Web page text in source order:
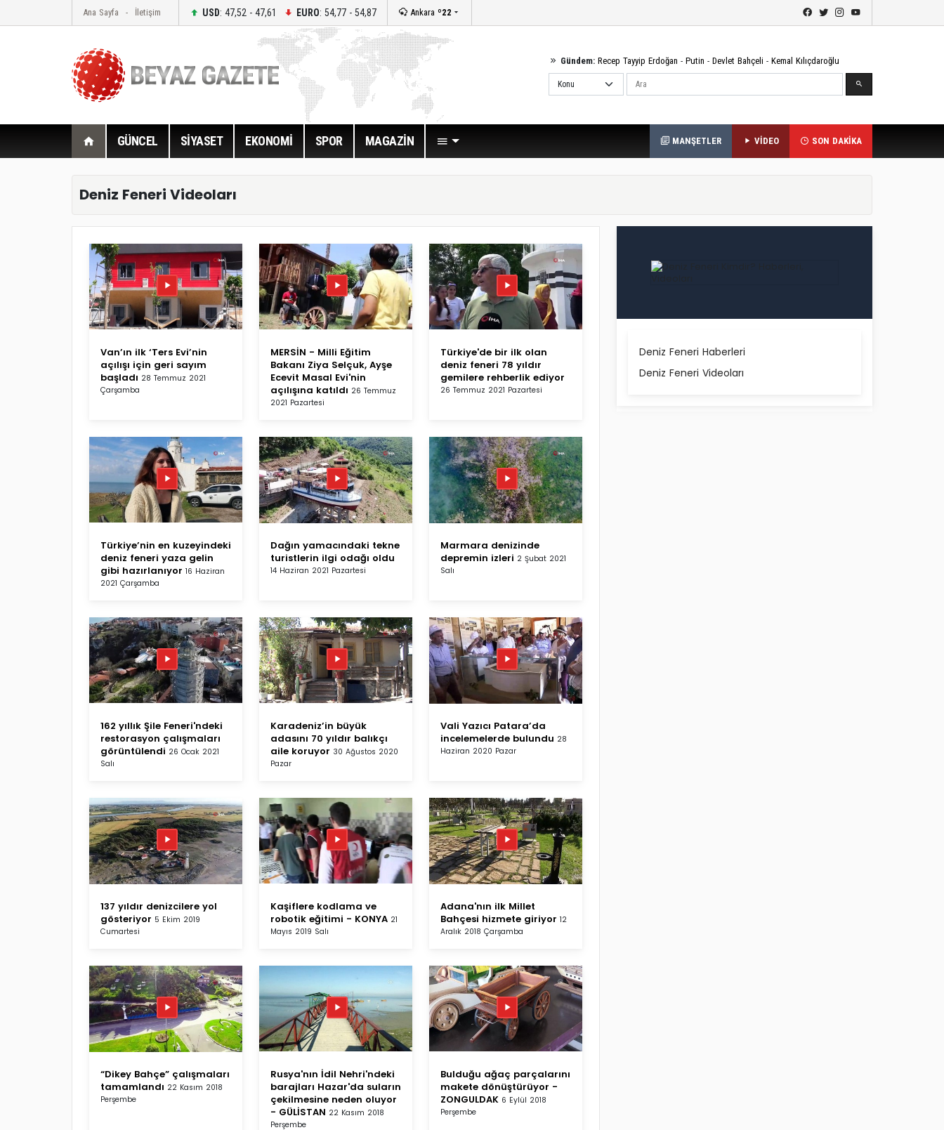
Ana Sayfa İletişim USD: 47,52 - 47,61 EURO: 54,77 - 54,87 Ankara º22
Gündem: Recep Tayyip Erdoğan - Putin - Devlet Bahçeli - Kemal Kılıçdaroğlu
Ara
GÜNCEL SİYASET EKONOMİ SPOR MAGAZİN MANŞETLER VİDEO SON DAKİKA
Deniz Feneri Videoları
Van’ın ilk ‘Ters Evi’nin
açılışı için geri sayım
başladı 28 Temmuz 2021
Çarşamba
MERSİN - Milli Eğitim
Bakanı Ziya Selçuk, Ayşe
Ecevit Masal Evi'nin
açılışına katıldı 26 Temmuz
2021 Pazartesi
Türkiye'de bir ilk olan
deniz feneri 78 yıldır
gemilere rehberlik ediyor
26 Temmuz 2021 Pazartesi
Türkiye’nin en kuzeyindeki
deniz feneri yaza gelin
gibi hazırlanıyor 16 Haziran
2021 Çarşamba
Dağın yamacındaki tekne
turistlerin ilgi odağı oldu
14 Haziran 2021 Pazartesi
Marmara denizinde
depremin izleri 2 Şubat 2021
Salı
162 yıllık Şile Feneri'ndeki
restorasyon çalışmaları
görüntülendi 26 Ocak 2021
Salı
Karadeniz’in büyük
adasını 70 yıldır balıkçı
aile koruyor 30 Ağustos 2020
Pazar
Vali Yazıcı Patara’da
incelemelerde bulundu 28
Haziran 2020 Pazar
137 yıldır denizcilere yol
gösteriyor 5 Ekim 2019
Cumartesi
Kaşiflere kodlama ve
robotik eğitimi - KONYA 21
Mayıs 2019 Salı
Adana'nın ilk Millet
Bahçesi hizmete giriyor 12
Aralık 2018 Çarşamba
“Dikey Bahçe” çalışmaları
tamamlandı 22 Kasım 2018
Perşembe
Rusya'nın İdil Nehri'ndeki
barajları Hazar'da suların
çekilmesine neden oluyor
- GÜLİSTAN 22 Kasım 2018
Perşembe
Bulduğu ağaç parçalarını
makete dönüştürüyor -
ZONGULDAK 6 Eylül 2018
Perşembe
Deniz Feneri Haberleri
Deniz Feneri Videoları